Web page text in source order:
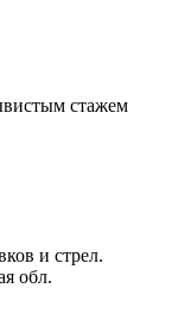
стажем
и стрел.
обл.